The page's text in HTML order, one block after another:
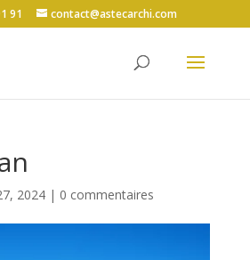
91 contact@astecarchi.com
2024| 0 commentaires